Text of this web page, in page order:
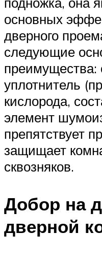
основных
дверного
следующие
преимущества:
уплотнитель
кислорода,
элемент
препятствует
защищает
сквозняков.
Добор на
дверной